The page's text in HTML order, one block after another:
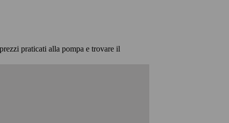
praticati alla pompa e trovare il